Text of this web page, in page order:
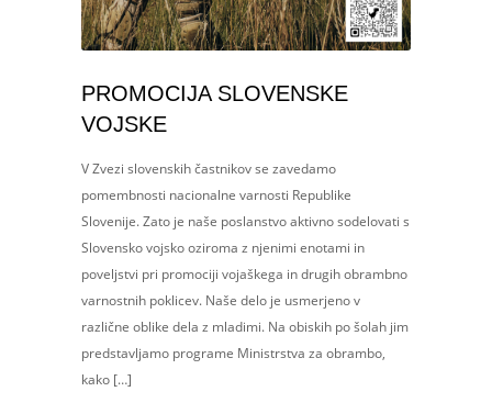
PROMOCIJA SLOVENSKE
VOJSKE
V Zvezi slovenskih častnikov se zavedamo
pomembnosti nacionalne varnosti Republike
Slovenije. Zato je naše poslanstvo aktivno sodelovati s
Slovensko vojsko oziroma z njenimi enotami in
poveljstvi pri promociji vojaškega in drugih obrambno
varnostnih poklicev. Naše delo je usmerjeno v
različne oblike dela z mladimi. Na obiskih po šolah jim
predstavljamo programe Ministrstva za obrambo,
kako […]